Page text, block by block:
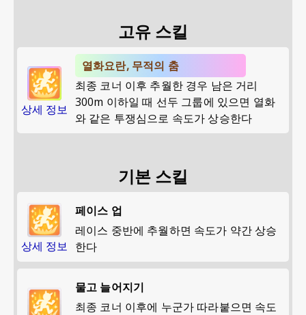
고유 스킬
상세 정보
열화요란, 무적의 춤
최종 코너 이후 추월한 경우 남은 거리
300m 이하일 때 선두 그룹에 있으면 열화
와 같은 투쟁심으로 속도가 상승한다
기본 스킬
상세 정보
페이스 업
레이스 중반에 추월하면 속도가 약간 상승
한다
물고 늘어지기
최종 코너 이후에 누군가 따라붙으면 속도